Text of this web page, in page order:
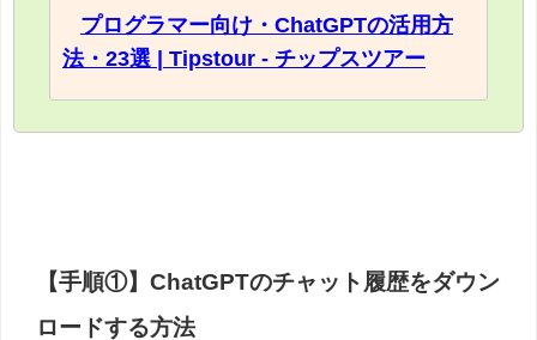
プログラマー向け・ChatGPTの活用方
法・23選 | Tipstour - チップスツアー
【手順①】ChatGPTのチャット履歴をダウン
ロードする方法